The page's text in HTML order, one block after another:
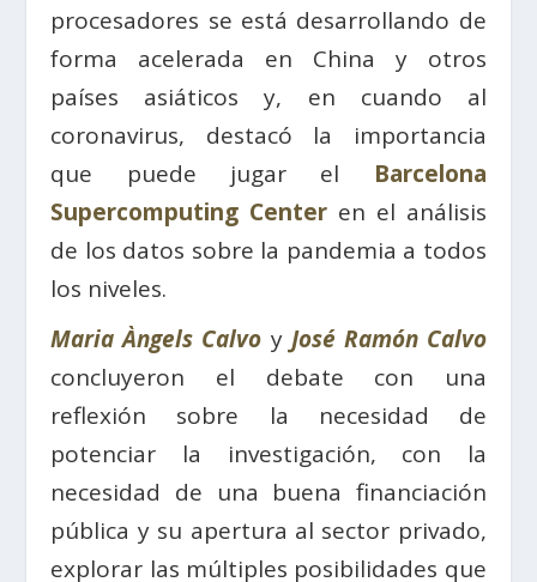
procesadores se está desarrollando de
forma acelerada en China y otros
países asiáticos y, en cuando al
coronavirus, destacó la importancia
que puede jugar el Barcelona
Supercomputing Center en el análisis
de los datos sobre la pandemia a todos
los niveles.
Maria Àngels Calvo y José Ramón Calvo
concluyeron el debate con una
reflexión sobre la necesidad de
potenciar la investigación, con la
necesidad de una buena financiación
pública y su apertura al sector privado,
explorar las múltiples posibilidades que